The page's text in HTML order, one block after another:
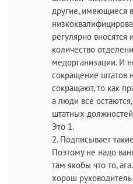
другие, имеющиеся
регулярно
количество
медорганизации. И
сокращение штатов
сокращают, то как
а люди все
штатных
Это 1.
2. Подписывает
Поэтому не надо
там якобы что то,
хорош